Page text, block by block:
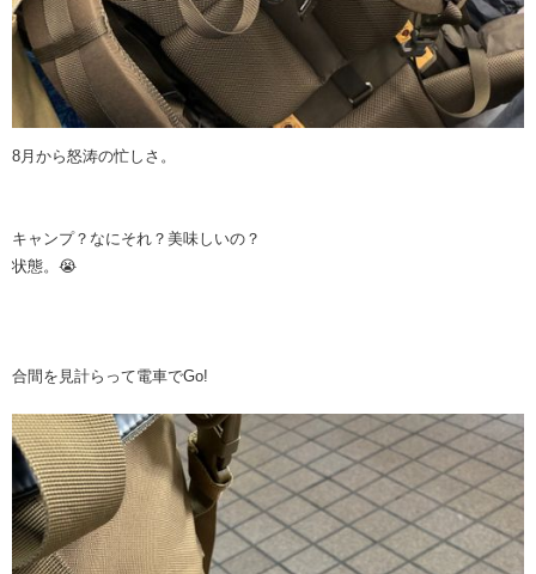
8月から怒涛の忙しさ。
キャンプ？なにそれ？美味しいの？
状態。😭
合間を見計らって電車でGo!